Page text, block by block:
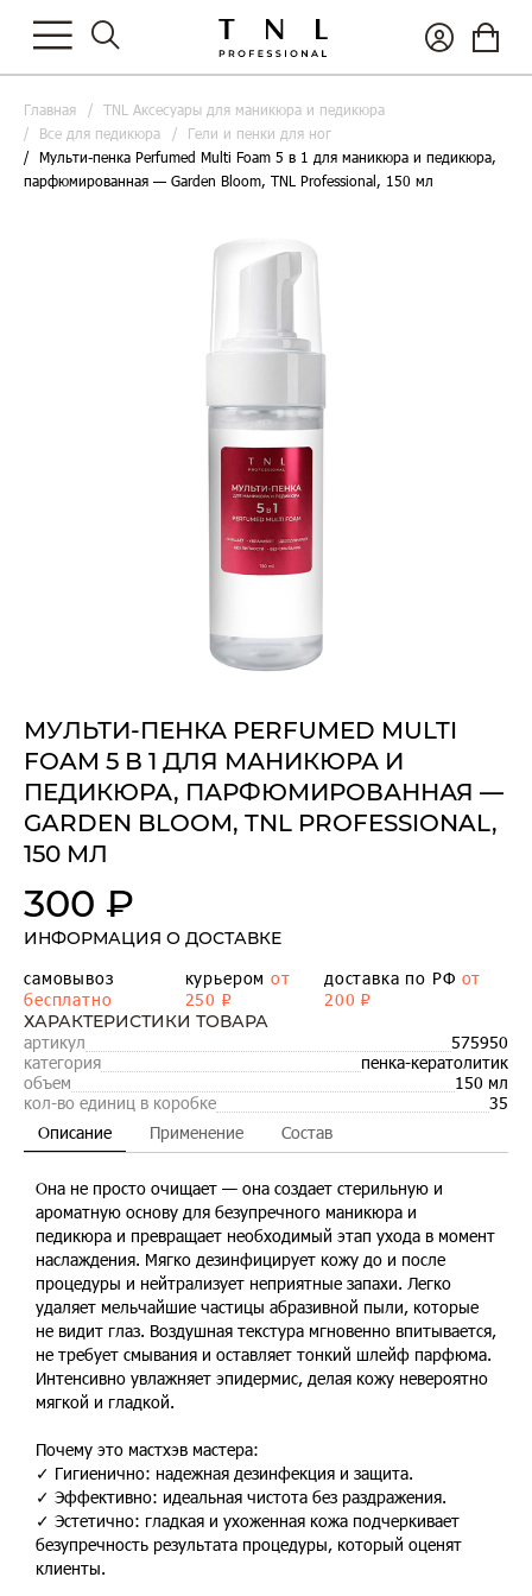
Главная
TNL Аксесуары для маникюра и педикюра
Все для педикюра
Гели и пенки для ног
Мульти-пенка Perfumed Multi Foam 5 в 1 для маникюра и педикюра,
парфюмированная — Garden Bloom, TNL Professional, 150 мл
МУЛЬТИ-ПЕНКА PERFUMED MULTI
FOAM 5 В 1 ДЛЯ МАНИКЮРА И
ПЕДИКЮРА, ПАРФЮМИРОВАННАЯ —
GARDEN BLOOM, TNL PROFESSIONAL,
150 МЛ
300 ₽
ИНФОРМАЦИЯ О ДОСТАВКЕ
самовывоз
бесплатно
курьеромот
250 ₽
доставка по РФ от
200 ₽
ХАРАКТЕРИСТИКИ ТОВАРА
артикул
575950
категория
пенка-кератолитик
объем
150 мл
кол-во единиц в коробке
35
Описание
Применение Состав
Она не просто очищает — она создает стерильную и
ароматную основу для безупречного маникюра и
педикюра и превращает необходимый этап ухода в момент
наслаждения. Мягко дезинфицирует кожу до и после
процедуры и нейтрализует неприятные запахи. Легко
удаляет мельчайшие частицы абразивной пыли, которые
не видит глаз. Воздушная текстура мгновенно впитывается,
не требует смывания и оставляет тонкий шлейф парфюма.
Интенсивно увлажняет эпидермис, делая кожу невероятно
мягкой и гладкой.
Почему это мастхэв мастера:
✓ Гигиенично: надежная дезинфекция и защита.
✓ Эффективно: идеальная чистота без раздражения.
✓ Эстетично: гладкая и ухоженная кожа подчеркивает
безупречность результата процедуры, который оценят
клиенты.